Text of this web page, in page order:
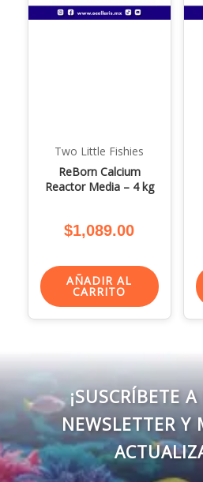
Two Little Fishies
ReBorn Calcium
Reactor Media – 4 kg
$1,089.00
AÑADIR AL
CARRITO
¡SUSCRÍBETE
NEWSLETTER Y